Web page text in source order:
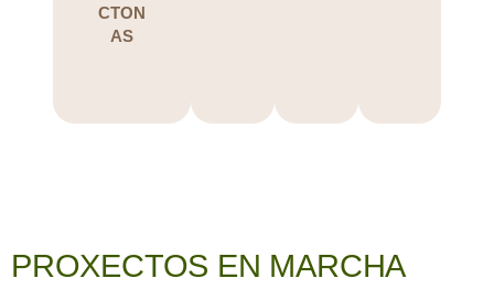
CTON
AS
PROXECTOS EN MARCHA